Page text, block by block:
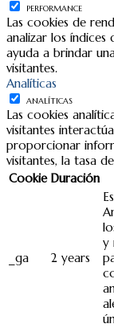
PERFORMANCE
Las cookies de
analizar los
ayuda a brindar
visitantes.
Analíticas
ANALÍTICAS
Las cookies
visitantes
proporcionar
visitantes, la tasa
Cookie Duración
_ga 2 years
y